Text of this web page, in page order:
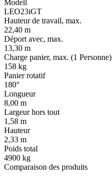
Modell
LEO23iGT
Hauteur de travail, max.
22,40 m
Déport avec, max.
13,30 m
Charge panier, max. (1 Personne)
158 kg
Panier rotatif
180°
Longueur
8,00 m
Largeur hors tout
1,58 m
Hauteur
2,33 m
Poids total
4900 kg
Comparaison des produits